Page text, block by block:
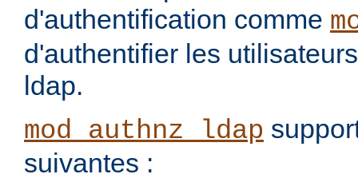
d'authentification comme
d'authentifier les
ldap.
mod_authnz_ldap
suivantes :